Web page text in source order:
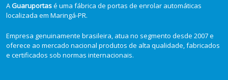
AGuaruportasé uma fábrica de portas de enrolar automáticas
localizada em Maringá-PR.
Empresa genuinamente brasileira, atua no segmento desde 2007 e
oferece ao mercado nacional produtos de alta qualidade, fabricados
e certificados sob normas internacionais.